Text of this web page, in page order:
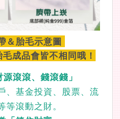
＆胎毛示意圖
成品會皆不相同哦！
源滾滾、錢滾錢」
、基金投資、股票、流
等滾動之財。